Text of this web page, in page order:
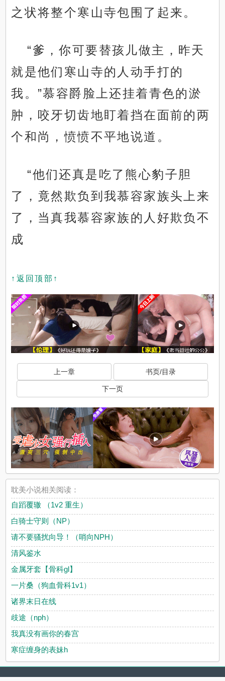
之状将整个寒山寺包围了起来。
“爹，你可要替孩儿做主，昨天
就是他们寒山寺的人动手打的
我。”慕容爵脸上还挂着青色的淤
肿，咬牙切齿地盯着挡在面前的两
个和尚，愤愤不平地说道。
“他们还真是吃了熊心豹子胆
了，竟然欺负到我慕容家族头上来
了，当真我慕容家族的人好欺负不
成
↑返回顶部↑
上一章 书页/目录
下一页
耽美小说相关阅读：
自蹈覆辙 （1v2 重生）
白骑士守则（NP）
请不要骚扰向导！（哨向NPH）
清风鉴水
金属牙套【骨科gl】
一片桑（狗血骨科1v1）
诸界末日在线
歧途（nph）
我真没有画你的春宫
寒症缠身的表妹h